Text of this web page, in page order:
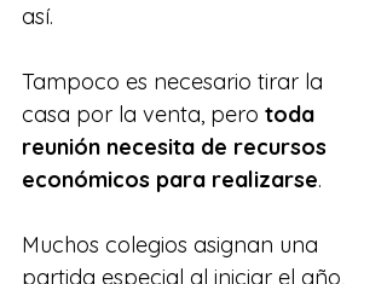
así.
Tampoco es necesario tirar la
casa por la venta, pero toda
reunión necesita de recursos
económicos para realizarse.
Muchos colegios asignan una
partida especial al iniciar el año,